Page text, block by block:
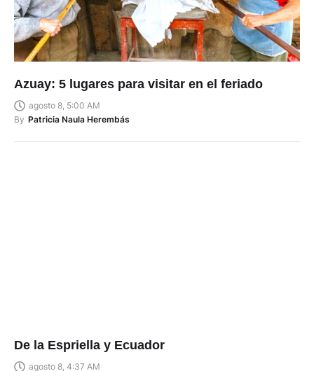
Azuay: 5 lugares para visitar en el feriado
agosto 8, 5:00 AM
By Patricia Naula Herembás
De la Espriella y Ecuador
agosto 8, 4:37 AM